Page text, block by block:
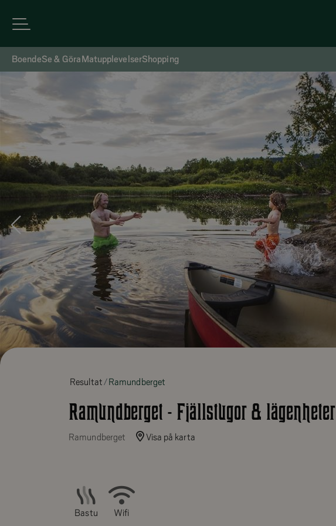
BoendeSe & GöraMatupplevelserShopping
Resultat Ramundberget
Ramundberget - Fjällstugor & lägenheter
Ramundberget Visa på karta
Bastu Wifi